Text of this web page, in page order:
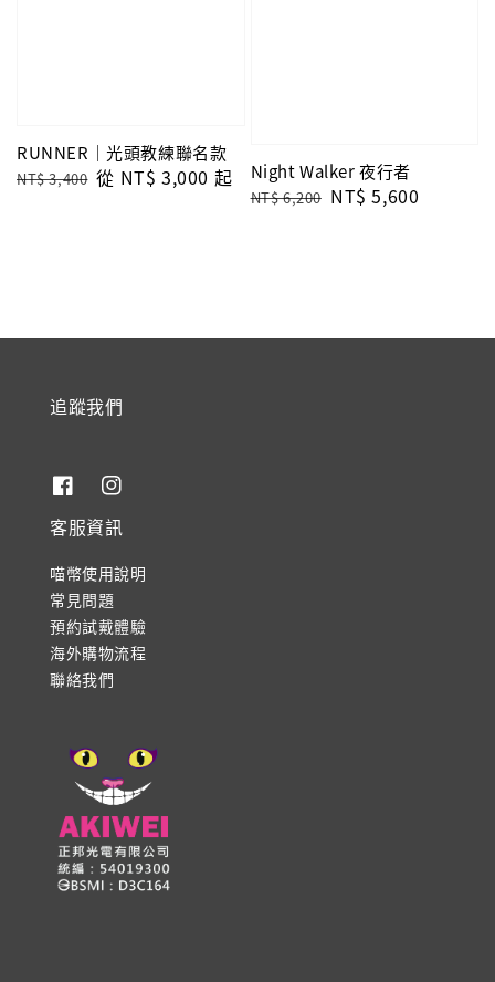
RUNNER｜光頭教練聯名款
Regular
NT$ 3,400 Sale
從 NT$ 3,000 起 Night Walker 夜行者
Regular
NT$ 6,200 Sale
NT$ 5,600
追蹤我們
客服資訊
喵幣使用說明
常見問題
預約試戴體驗
海外購物流程
聯絡我們